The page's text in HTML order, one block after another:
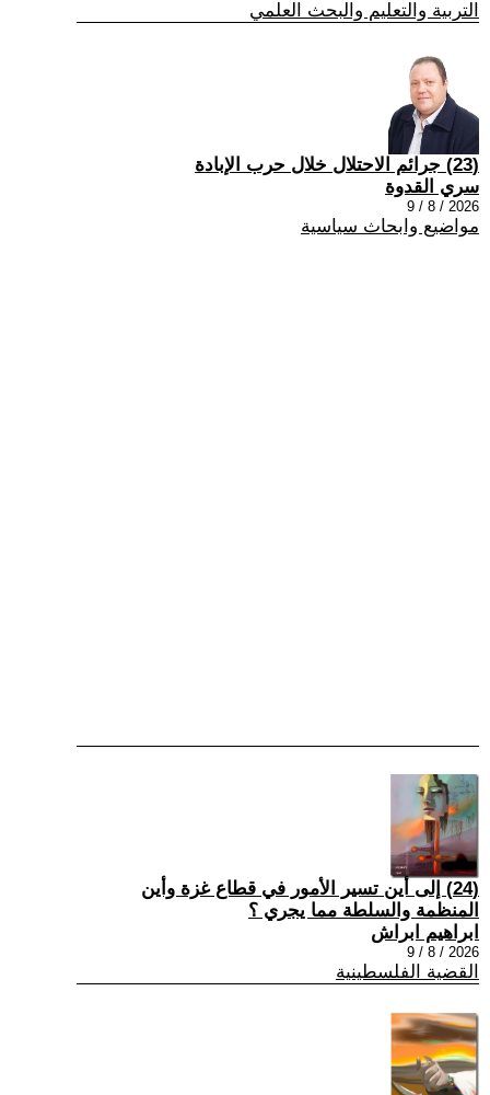
التربية والتعليم والبحث العلمي
(23) جرائم الاحتلال خلال حرب الإبادة
سري القدوة
2026 / 8 / 9
مواضيع وابحاث سياسية
(24) إلى أين تسير الأمور في قطاع غزة وأين
المنظمة والسلطة مما يجري ؟
ابراهيم ابراش
2026 / 8 / 9
القضية الفلسطينية